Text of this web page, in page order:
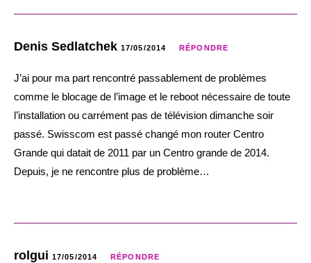
Denis Sedlatchek 17/05/2014 RÉPONDRE
J’ai pour ma part rencontré passablement de problèmes
comme le blocage de l’image et le reboot nécessaire de toute
l’installation ou carrément pas de télévision dimanche soir
passé. Swisscom est passé changé mon router Centro
Grande qui datait de 2011 par un Centro grande de 2014.
Depuis, je ne rencontre plus de problème…
rolgui 17/05/2014 RÉPONDRE